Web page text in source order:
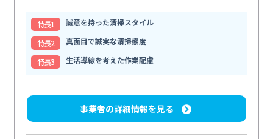
特⻑1
誠意を持った清掃スタイル
特⻑2
真面目で誠実な清掃態度
特⻑3
生活導線を考えた作業配慮
事業者の詳細情報を見る